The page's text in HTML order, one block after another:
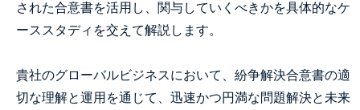
された合意書を活用し、関与していくべきかを具体的なケ
ーススタディを交えて解説します。
貴社のグローバルビジネスにおいて、紛争解決合意書の適
切な理解と運用を通じて、迅速かつ円満な問題解決と未来